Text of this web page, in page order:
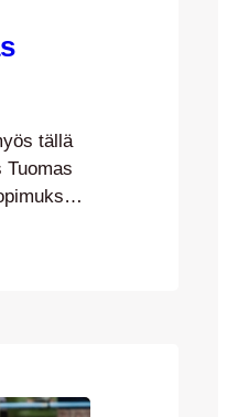
tällä
Tuomas